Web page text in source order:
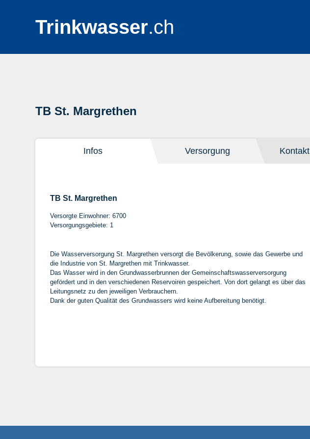
Trinkwasser.ch
TB St. Margrethen
Infos Versorgung Kontakt
TB St. Margrethen
Versorgte Einwohner: 6700
Versorgungsgebiete: 1
Die Wasserversorgung St. Margrethen versorgt die Bevölkerung, sowie das Gewerbe und
die Industrie von St. Margrethen mit Trinkwasser.
Das Wasser wird in den Grundwasserbrunnen der Gemeinschaftswasserversorgung
gefördert und in den verschiedenen Reservoiren gespeichert. Von dort gelangt es über das
Leitungsnetz zu den jeweiligen Verbrauchern.
Dank der guten Qualität des Grundwassers wird keine Aufbereitung benötigt.